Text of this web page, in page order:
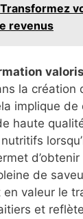
Transformez
revenus
la création
implique
haute
de
en valeur le
et